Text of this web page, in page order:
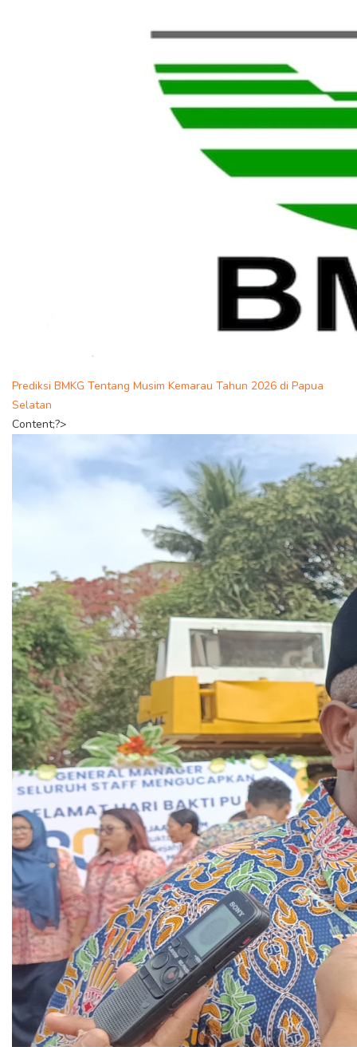
Prediksi BMKG Tentang Musim Kemarau Tahun 2026 di Papua
Selatan
Content;?>